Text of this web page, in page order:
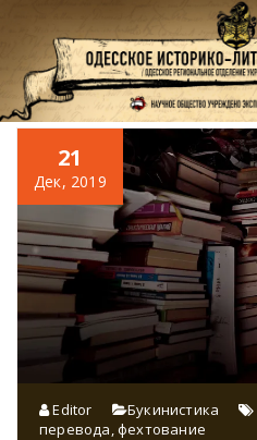
содержимому
21
Дек, 2019
Editor Букинистика
перевода ,фехтование